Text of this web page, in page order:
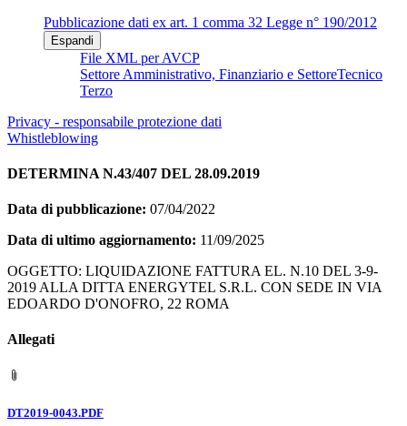
Pubblicazione dati ex art. 1 comma 32 Legge n° 190/2012
Espandi
File XML per AVCP
Settore Amministrativo, Finanziario e SettoreTecnico
Terzo
Privacy - responsabile protezione dati
Whistleblowing
DETERMINA N.43/407 DEL 28.09.2019
Data di pubblicazione: 07/04/2022
Data di ultimo aggiornamento: 11/09/2025
OGGETTO: LIQUIDAZIONE FATTURA EL. N.10 DEL 3-9-
2019 ALLA DITTA ENERGYTEL S.R.L. CON SEDE IN VIA
EDOARDO D'ONOFRO, 22 ROMA
Allegati
DT2019-0043.PDF